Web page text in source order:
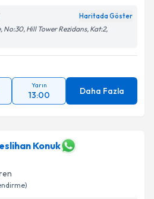
Talebini Gönder
Haritada Göster
No:30, Hill Tower Rezidans, Kat:2,
Yarın
13:00 Daha Fazla
Konuk